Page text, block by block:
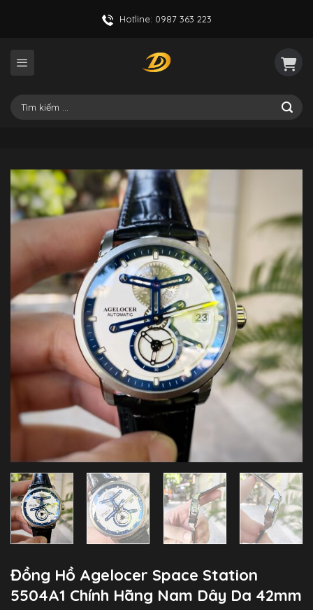
Hotline: 0987 363 223
Tìm
kiếm:
Đồng Hồ Agelocer Space Station
5504A1 Chính Hãng Nam Dây Da 42mm